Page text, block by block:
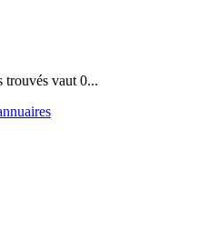
trouvés vaut 0...